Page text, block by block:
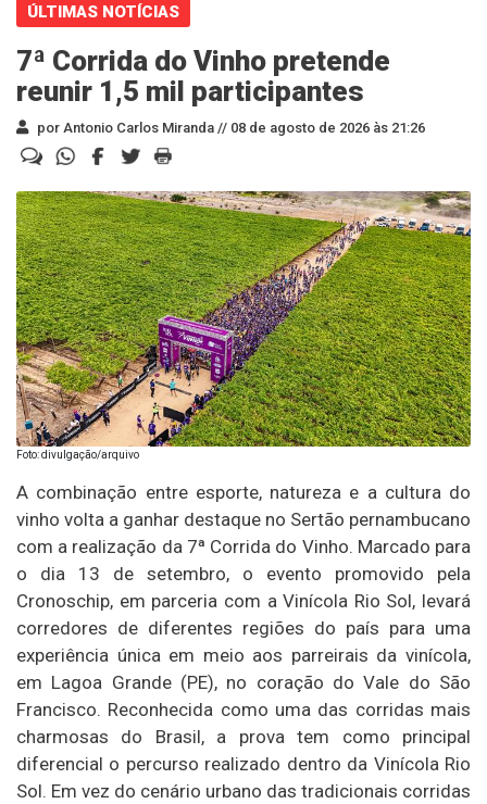
ÚLTIMAS NOTÍCIAS
7ª Corrida do Vinho pretende
reunir 1,5 mil participantes
por Antonio Carlos Miranda // 08 de agosto de 2026 às 21:26
Foto: divulgação/arquivo
A combinação entre esporte, natureza e a cultura do
vinho volta a ganhar destaque no Sertão pernambucano
com a realização da 7ª Corrida do Vinho. Marcado para
o dia 13 de setembro, o evento promovido pela
Cronoschip, em parceria com a Vinícola Rio Sol, levará
corredores de diferentes regiões do país para uma
experiência única em meio aos parreirais da vinícola,
em Lagoa Grande (PE), no coração do Vale do São
Francisco. Reconhecida como uma das corridas mais
charmosas do Brasil, a prova tem como principal
diferencial o percurso realizado dentro da Vinícola Rio
Sol. Em vez do cenário urbano das tradicionais corridas